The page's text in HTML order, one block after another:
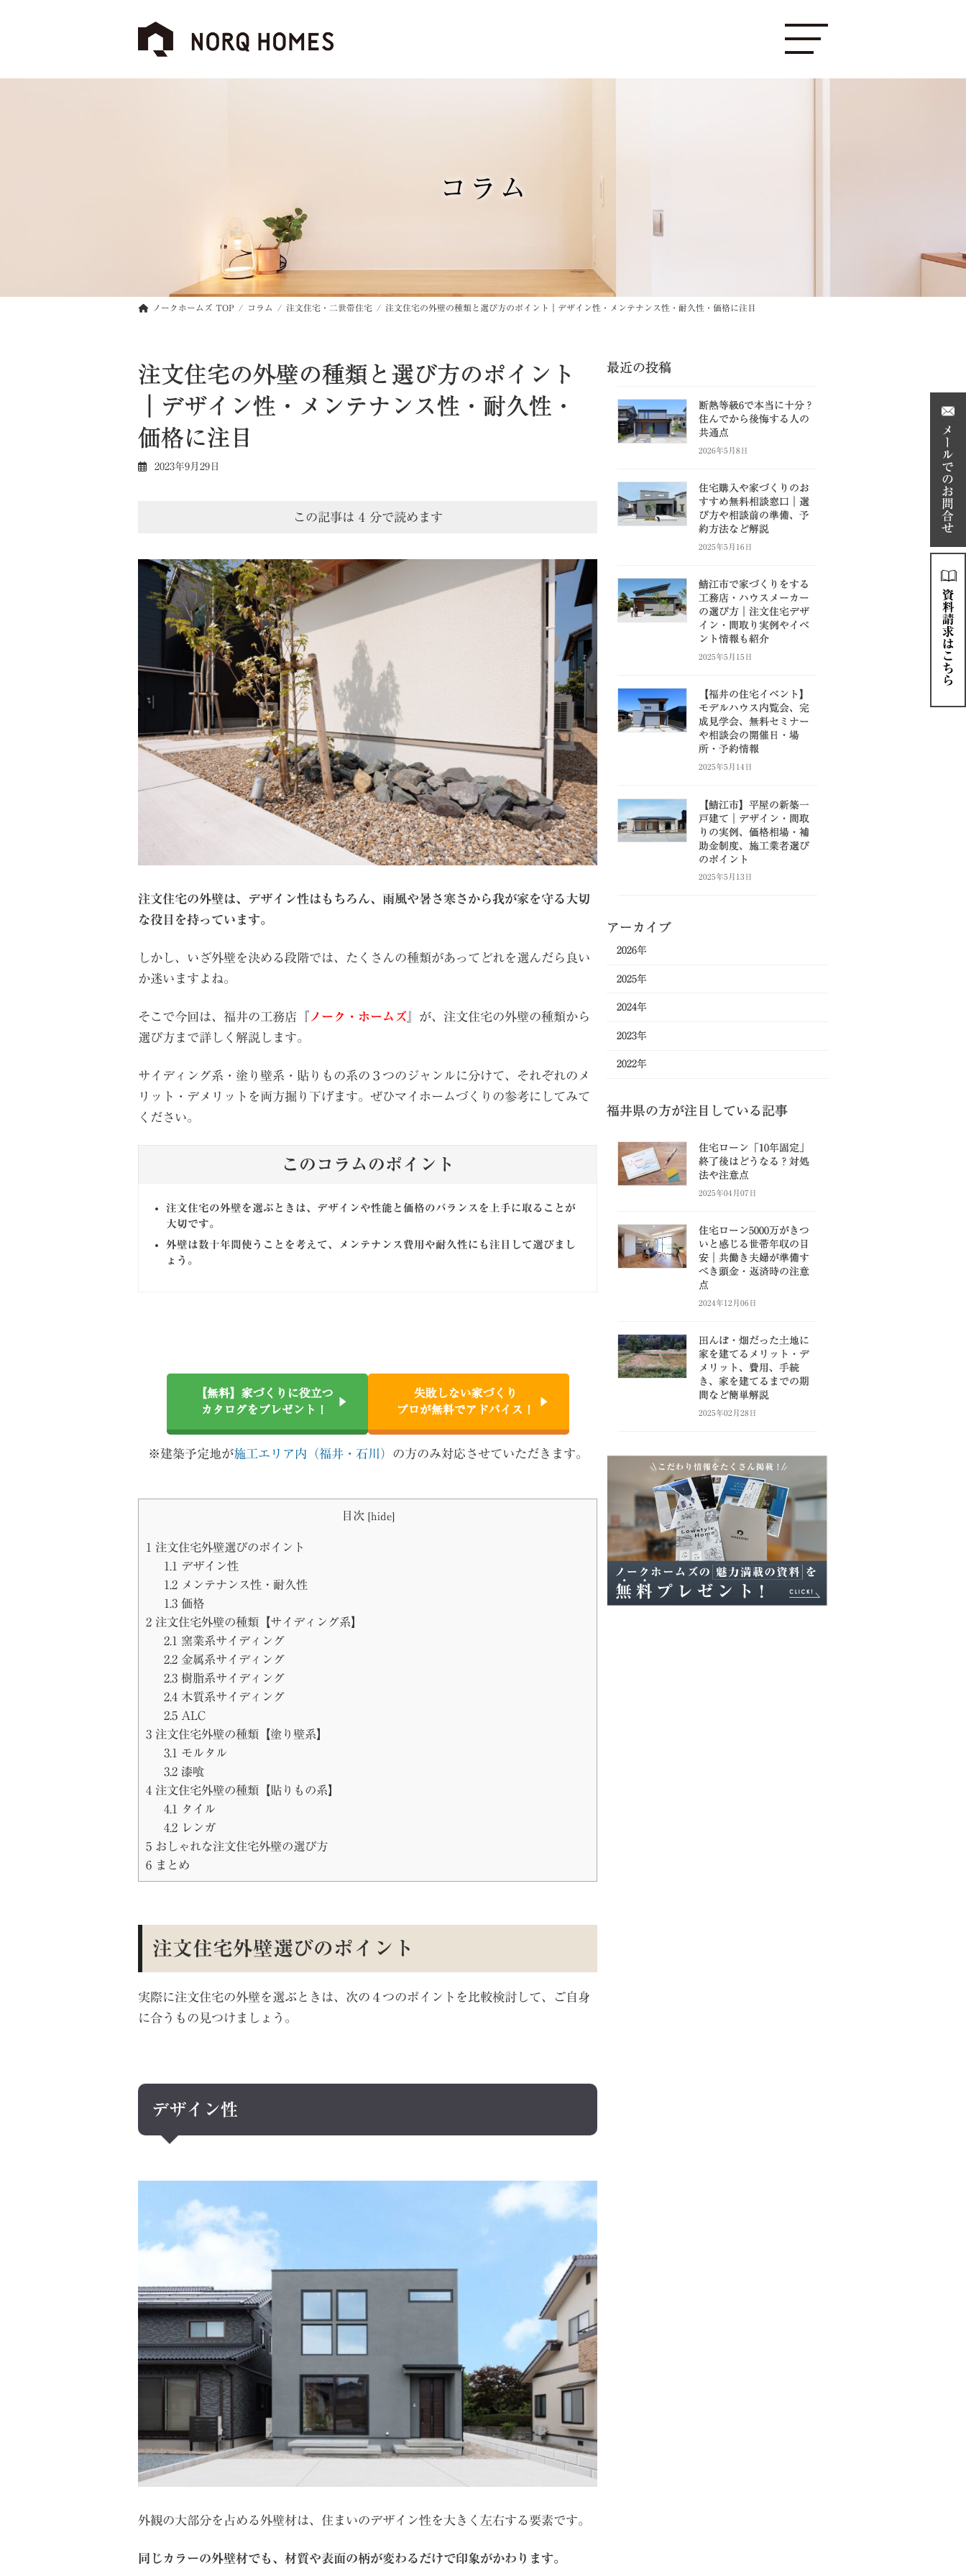
コラム
ノークホームズ TOP コラム 注文住宅・二世帯住宅 注文住宅の外壁の種類と選び方のポイント｜デザイン性・メンテナンス性・耐久性・価格に注目
注文住宅の外壁の種類と選び方のポイント
｜デザイン性・メンテナンス性・耐久性・
価格に注目
2023年9月29日
この記事は 4 分で読めます
注文住宅の外壁は、デザイン性はもちろん、雨風や暑さ寒さから我が家を守る大切
な役目を持っています。
しかし、いざ外壁を決める段階では、たくさんの種類があってどれを選んだら良い
か迷いますよね。
そこで今回は、福井の工務店『ノーク・ホームズ 』が、注文住宅の外壁の種類から
選び方まで詳しく解説します。
サイディング系・塗り壁系・貼りもの系の３つのジャンルに分けて、それぞれのメ
リット・デメリットを両方掘り下げます。ぜひマイホームづくりの参考にしてみて
ください。
このコラムのポイント
注文住宅の外壁を選ぶときは、デザインや性能と価格のバランスを上手に取ることが
大切です。
外壁は数十年間使うことを考えて、メンテナンス費用や耐久性にも注目して選びまし
ょう。
【無料】家づくりに役立つ
カタログをプレゼント！
失敗しない家づくり
プロが無料でアドバイス！
※建築予定地が施工エリア内（福井・石川） の方のみ対応させていただきます。
目次 [hide]
1 注文住宅外壁選びのポイント
1.1
デザイン性
1.2メンテナンス性・耐久性
1.3価格
2 注文住宅外壁の種類【サイディング系】
2.1
窯業系サイディング
2.2金属系サイディング
2.3樹脂系サイディング
2.4木質系サイディング
2.5ALC
3 注文住宅外壁の種類【塗り壁系】
3.1
モルタル
3.2漆喰
4 注文住宅外壁の種類【貼りもの系】
4.1
タイル
4.2レンガ
5 おしゃれな注文住宅外壁の選び方
6 まとめ
注文住宅外壁選びのポイント
実際に注文住宅の外壁を選ぶときは、次の４つのポイントを比較検討して、ご自身
に合うもの見つけましょう。
デザイン性
外観の大部分を占める外壁材は、住まいのデザイン性を大きく左右する要素です。
同じカラーの外壁材でも、材質や表面の柄が変わるだけで印象がかわります。
最近の投稿
断熱等級6で本当に十分？
住んでから後悔する人の
共通点
2026年5月8日
住宅購入や家づくりのお
すすめ無料相談窓口｜選
び方や相談前の準備、予
約方法など解説
2025年5月16日
鯖江市で家づくりをする
工務店・ハウスメーカー
の選び方｜注文住宅デザ
イン・間取り実例やイベ
ント情報も紹介
2025年5月15日
【福井の住宅イベント】
モデルハウス内覧会、完
成見学会、無料セミナー
や相談会の開催日・場
所・予約情報
2025年5月14日
【鯖江市】平屋の新築一
戸建て｜デザイン・間取
りの実例、価格相場・補
助金制度、施工業者選び
のポイント
2025年5月13日
アーカイブ
2026年
2025年
2024年
2023年
2022年
福井県の方が注目している記事
住宅ローン「10年固定」
終了後はどうなる？対処
法や注意点
2025年04月07日
住宅ローン5000万がきつ
いと感じる世帯年収の目
安｜共働き夫婦が準備す
べき頭金・返済時の注意
点
2024年12月06日
田んぼ・畑だった土地に
家を建てるメリット・デ
メリット、費用、手続
き、家を建てるまでの期
間など簡単解説
2025年02月28日